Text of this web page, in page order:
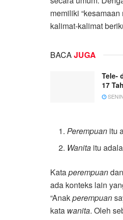
memiliki
kalimat-kalimat
BACAJUGA
Tele-
17
Perempuan itu
Wanita itu
Kataperempuandan
ada konteks lain
“Anakperempuan
kata wanita. Oleh